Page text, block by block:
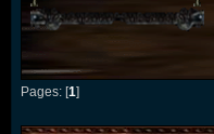
Pages: [1]